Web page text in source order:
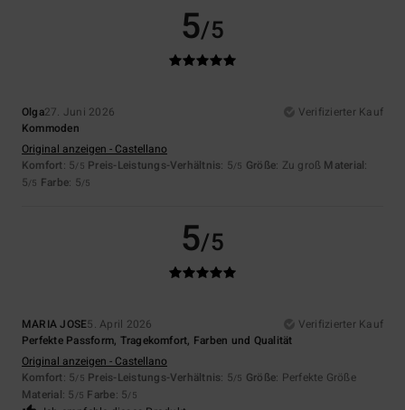
5/5
Olga27. Juni 2026
Verifizierter Kauf
Kommoden
Original anzeigen - Castellano
Komfort: 5/5 Preis-Leistungs-Verhältnis: 5/5 Größe: Zu groß Material:
5/5 Farbe: 5/5
5/5
MARIA JOSE5. April 2026
Verifizierter Kauf
Perfekte Passform, Tragekomfort, Farben und Qualität
Original anzeigen - Castellano
Komfort: 5/5 Preis-Leistungs-Verhältnis: 5/5 Größe: Perfekte Größe
Material: 5 /5 Farbe: 5/5